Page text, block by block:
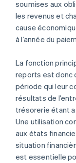
soumises aux
les revenus et
cause
à l’année du
La fonction
reports est donc
période qui leur
résultats de
trésorerie étant
Une utilisation
aux états
situation
est essentielle